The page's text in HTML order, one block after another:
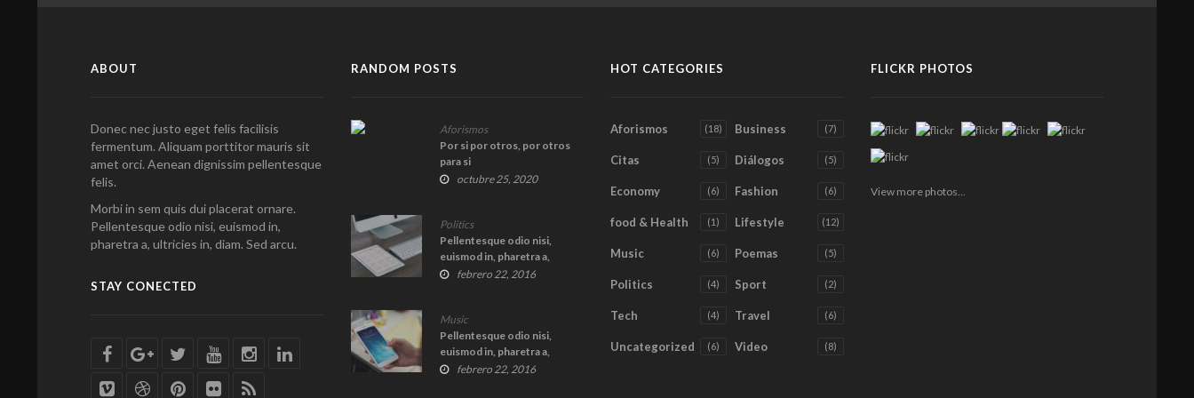
ABOUT
Donec nec justo eget felis facilisis
fermentum. Aliquam porttitor mauris sit
amet orci. Aenean dignissim pellentesque
felis.
Morbi in sem quis dui placerat ornare.
Pellentesque odio nisi, euismod in,
pharetra a, ultricies in, diam. Sed arcu.
STAY CONECTED
RANDOM POSTS
Aforismos
Por si por otros, por otros
para si
octubre 25, 2020
Politics
Pellentesque odio nisi,
euismod in, pharetra a,
ultricies in, diam.
febrero 22, 2016
Music
Pellentesque odio nisi,
euismod in, pharetra a,
ultricies in, diam.
febrero 22, 2016
HOT CATEGORIES
Aforismos (18) Business (7)
Citas (5) Diálogos (5)
Economy (6) Fashion (6)
food & Health (1) Lifestyle (12)
Music (6) Poemas (5)
Politics (4) Sport (2)
Tech (4) Travel (6)
Uncategorized (6) Video (8)
FLICKR PHOTOS
View more photos...